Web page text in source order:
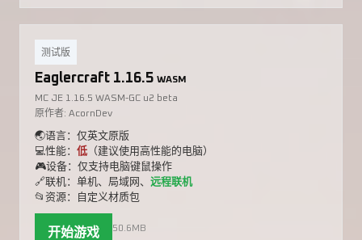
测试版
Eaglercraft 1.16.5 WASM
MC JE 1.16.5 WASM-GC u2 beta
原作者: AcornDev
🌏语言：仅英文原版
💻性能： 低 （建议使用高性能的电脑）
🎮设备：仅支持电脑键鼠操作
🔗联机：单机、局域网、 远程联机
📂资源：自定义材质包
开始游戏 50.6MB